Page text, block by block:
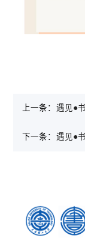
上一条： 遇见●
下一条： 遇见●